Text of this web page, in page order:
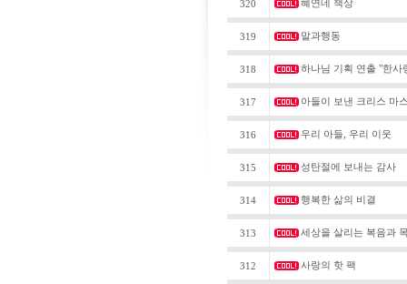
320 혜연네 책상
319 말과행동
318 하나님 기획 연출 "한사
317 아들이 보낸 크리스 마
316 우리 아들, 우리 이웃
315 성탄절에 보내는 감사
314 행복한 삶의 비결
313 세상을 살리는 복음과
312 사랑의 핫 팩